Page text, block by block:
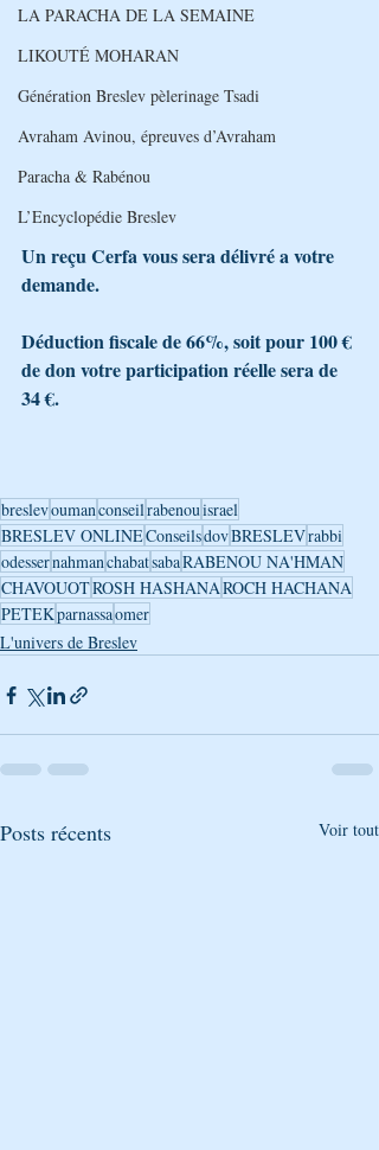
LA PARACHA DE LA SEMAINE
LIKOUTÉ MOHARAN
Génération Breslev pèlerinage Tsadi
Avraham Avinou, épreuves d’Avraham
Paracha & Rabénou
L’Encyclopédie Breslev
Un reçu Cerfa vous sera délivré a votre
demande.
Déduction fiscale de 66%, soit pour 100 €
de don votre participation réelle sera de
34 €.
breslevoumanconseilrabenouisrael
BRESLEV ONLINEConseilsdovBRESLEVrabbi
odessernahmanchabatsabaRABENOU NA'HMAN
CHAVOUOTROSH HASHANAROCH HACHANA
PETEKparnassaomer
L'univers de Breslev
Posts récents Voir tout